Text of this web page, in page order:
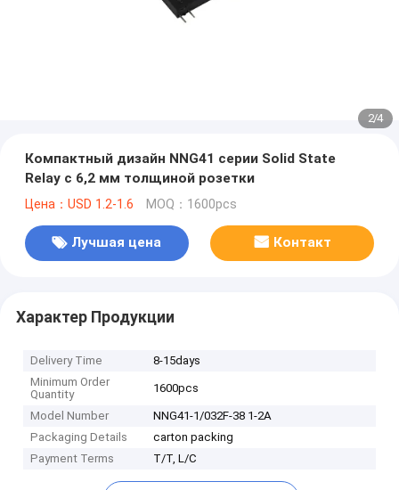
2/4
Компактный дизайн NNG41 серии Solid State
Relay с 6,2 мм толщиной розетки
Цена：USD 1.2-1.6 MOQ：1600pcs
Лучшая цена Контакт
Характер Продукции
Delivery Time
8-15days
Minimum Order
Quantity
1600pcs
Model Number
NNG41-1/032F-38 1-2A
Packaging Details
carton packing
Payment Terms
T/T, L/C